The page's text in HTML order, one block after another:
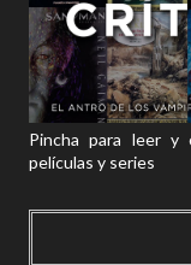
Pincha para leer y
películas y series